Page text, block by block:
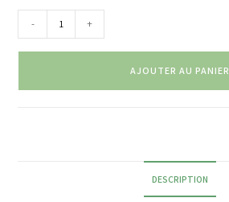
- +
AJOUTER AU PANIER
DESCRIPTION